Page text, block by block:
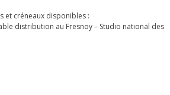
et créneaux disponibles :
distribution au Fresnoy – Studio national des